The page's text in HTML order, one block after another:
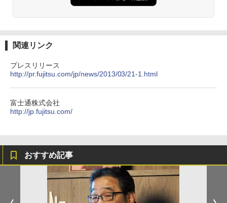
関連リンク
プレスリリース
http://pr.fujitsu.com/jp/news/2013/03/21-1.html
富士通株式会社
http://jp.fujitsu.com/
おすすめ記事